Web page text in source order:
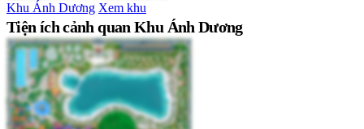
Khu Ánh Dương Xem khu
Tiện ích cảnh quan Khu Ánh Dương